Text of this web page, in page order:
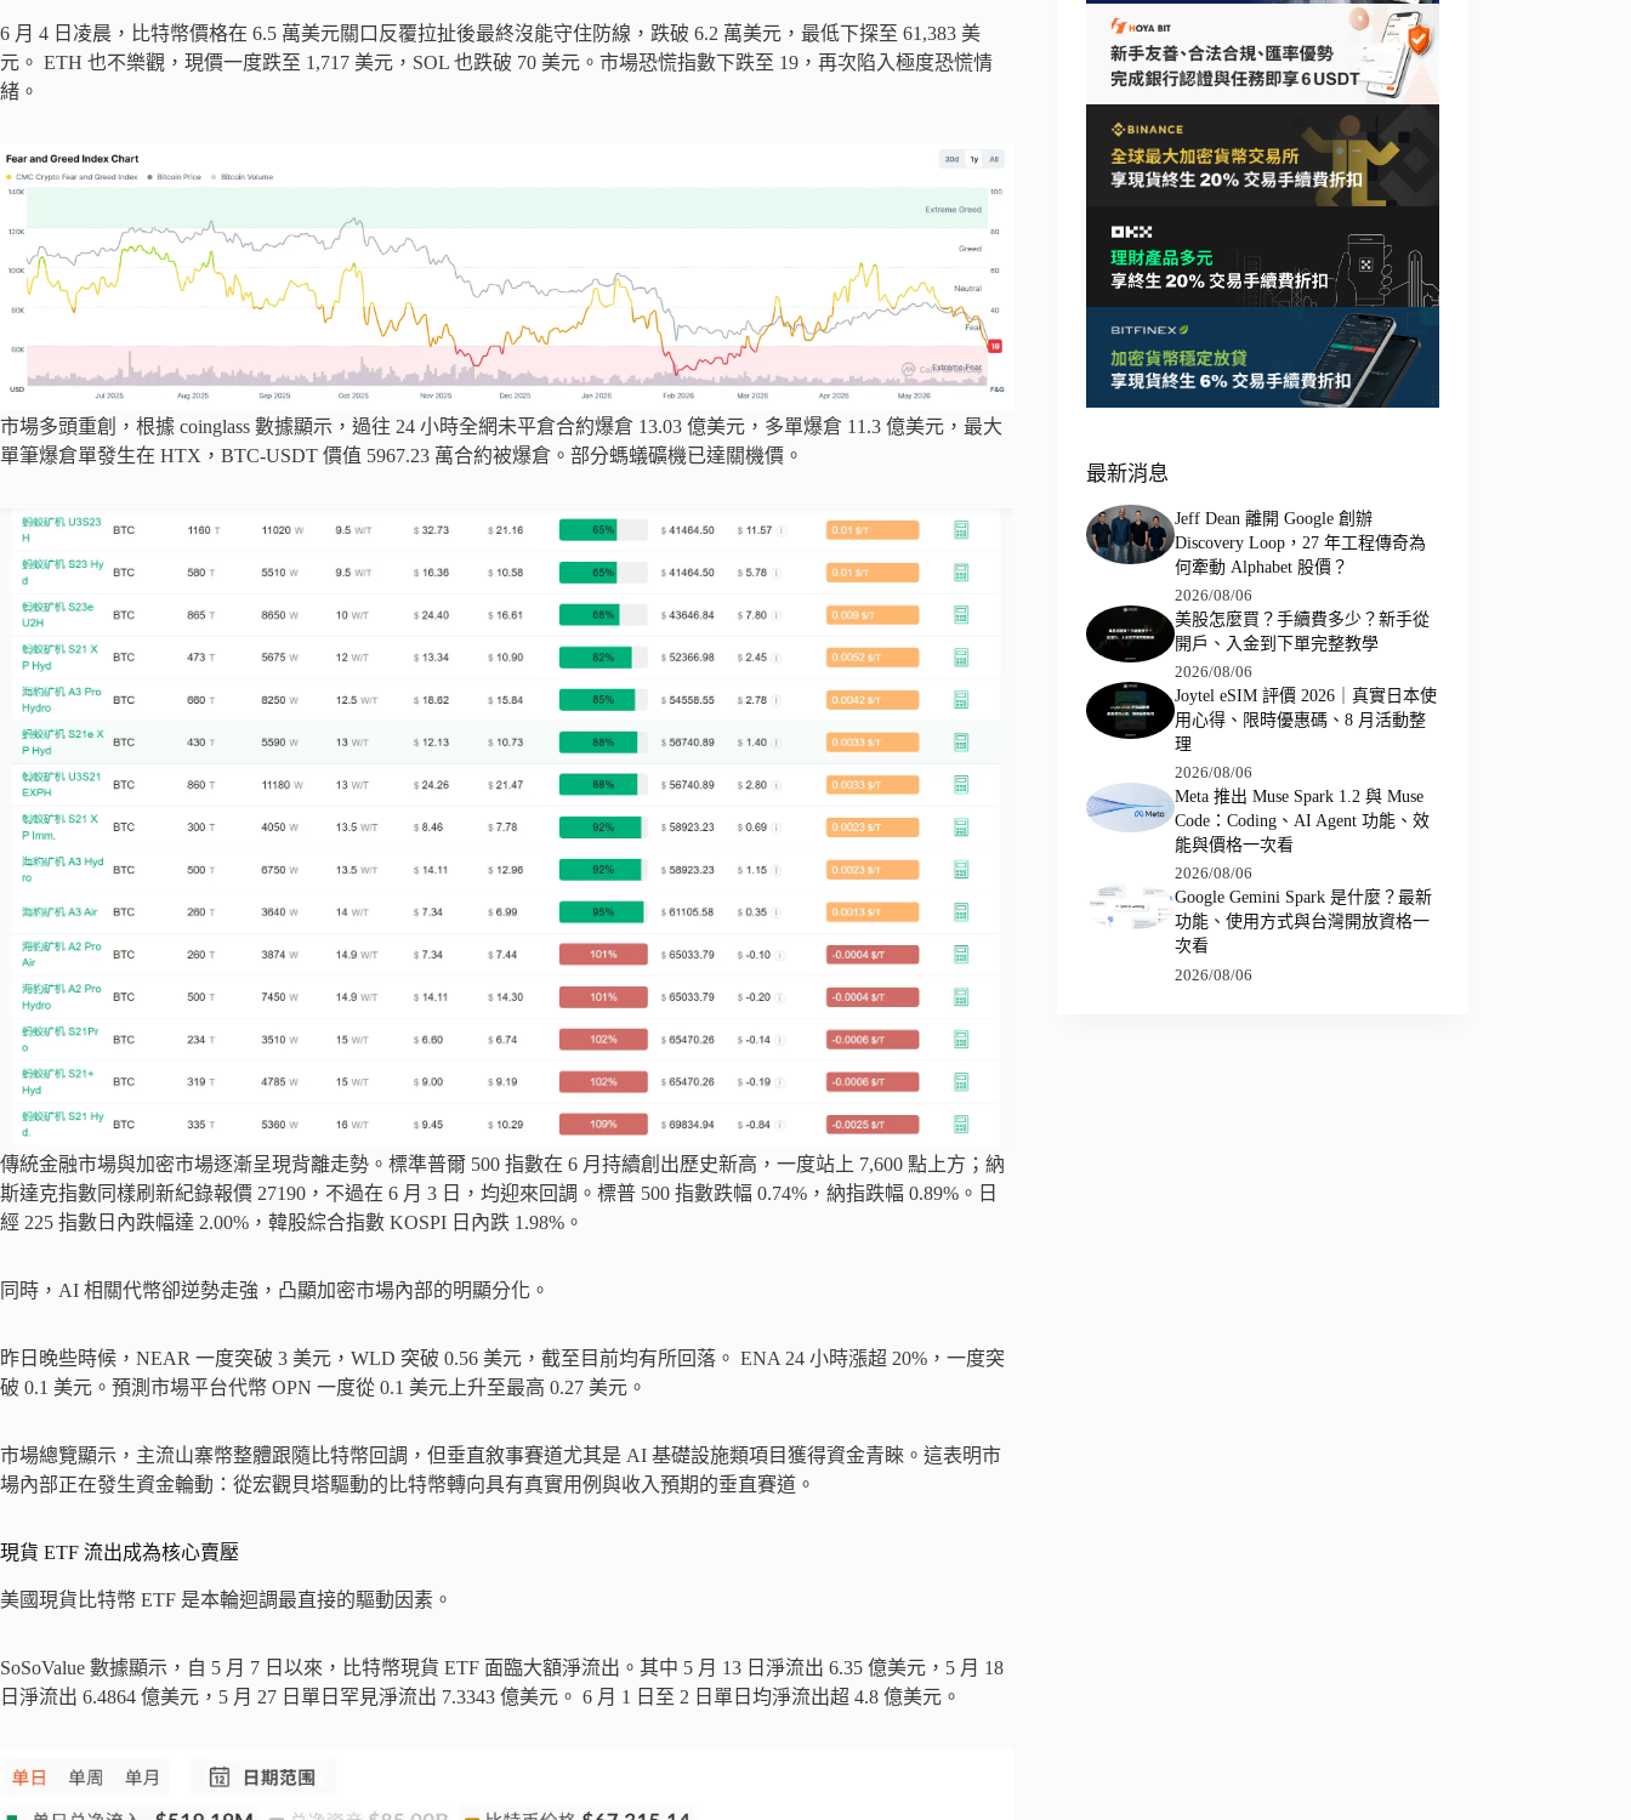
6 月 4 日凌晨，比特幣價格在 6.5 萬美元關口反覆拉扯後最終沒能守住防線，跌破 6.2 萬美元，最低下探至 61,383 美
元。 ETH 也不樂觀，現價一度跌至 1,717 美元，SOL 也跌破 70 美元。市場恐慌指數下跌至 19，再次陷入極度恐慌情
緒。
市場多頭重創，根據 coinglass 數據顯示，過往 24 小時全網未平倉合約爆倉 13.03 億美元，多單爆倉 11.3 億美元，最大
單筆爆倉單發生在 HTX，BTC-USDT 價值 5967.23 萬合約被爆倉。部分螞蟻礦機已達關機價。
傳統金融市場與加密市場逐漸呈現背離走勢。標準普爾 500 指數在 6 月持續創出歷史新高，一度站上 7,600 點上方；納
斯達克指數同樣刷新紀錄報價 27190，不過在 6 月 3 日，均迎來回調。標普 500 指數跌幅 0.74%，納指跌幅 0.89%。日
經 225 指數日內跌幅達 2.00%，韓股綜合指數 KOSPI 日內跌 1.98%。
同時，AI 相關代幣卻逆勢走強，凸顯加密市場內部的明顯分化。
昨日晚些時候，NEAR 一度突破 3 美元，WLD 突破 0.56 美元，截至目前均有所回落。 ENA 24 小時漲超 20%，一度突
破 0.1 美元。預測市場平台代幣 OPN 一度從 0.1 美元上升至最高 0.27 美元。
市場總覽顯示，主流山寨幣整體跟隨比特幣回調，但垂直敘事賽道尤其是 AI 基礎設施類項目獲得資金青睞。這表明市
場內部正在發生資金輪動：從宏觀貝塔驅動的比特幣轉向具有真實用例與收入預期的垂直賽道。
現貨 ETF 流出成為核心賣壓
美國現貨比特幣 ETF 是本輪迴調最直接的驅動因素。
SoSoValue 數據顯示，自 5 月 7 日以來，比特幣現貨 ETF 面臨大額淨流出。其中 5 月 13 日淨流出 6.35 億美元，5 月 18
日淨流出 6.4864 億美元，5 月 27 日單日罕見淨流出 7.3343 億美元。 6 月 1 日至 2 日單日均淨流出超 4.8 億美元。
最新消息
Jeff Dean 離開 Google 創辦
Discovery Loop，27 年工程傳奇為
何牽動 Alphabet 股價？
2026/08/06
美股怎麼買？手續費多少？新手從
開戶、入金到下單完整教學
2026/08/06
Joytel eSIM 評價 2026｜真實日本使
用心得、限時優惠碼、8 月活動整
理
2026/08/06
Meta 推出 Muse Spark 1.2 與 Muse
Code：Coding、AI Agent 功能、效
能與價格一次看
2026/08/06
Google Gemini Spark 是什麼？最新
功能、使用方式與台灣開放資格一
次看
2026/08/06